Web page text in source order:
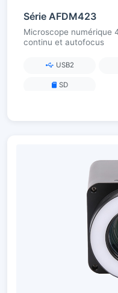
Série AFDM423
Microscope numérique
continu et autofocus
USB2
SD